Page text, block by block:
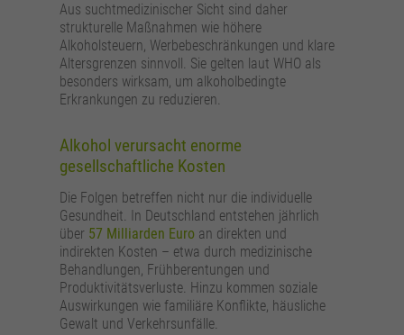
Aus suchtmedizinischer Sicht sind daher
strukturelle Maßnahmen wie höhere
Alkoholsteuern, Werbebeschränkungen und klare
Altersgrenzen sinnvoll. Sie gelten laut WHO als
besonders wirksam, um alkoholbedingte
Erkrankungen zu reduzieren.
Alkohol verursacht enorme
gesellschaftliche Kosten
Die Folgen betreffen nicht nur die individuelle
Gesundheit. In Deutschland entstehen jährlich
über 57 Milliarden Euro an direkten und
indirekten Kosten – etwa durch medizinische
Behandlungen, Frühberentungen und
Produktivitätsverluste. Hinzu kommen soziale
Auswirkungen wie familiäre Konflikte, häusliche
Gewalt und Verkehrsunfälle.